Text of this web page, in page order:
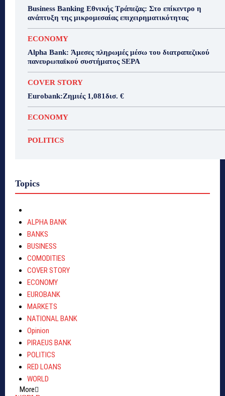
Business Banking Εθνικής Τράπεζας: Στο επίκεντρο η
ανάπτυξη της μικρομεσαίας επιχειρηματικότητας
ECONOMY
Alpha Bank: Άμεσες πληρωμές μέσω του διατραπεζικού
πανευρωπαϊκού συστήματος SEPA
COVER STORY
Eurobank:Ζημιές 1,081δισ. €
ECONOMY
POLITICS
Topics
ALPHA BANK
BANKS
BUSINESS
COMODITIES
COVER STORY
ECONOMY
EUROBANK
MARKETS
NATIONAL BANK
Opinion
PIRAEUS BANK
POLITICS
RED LOANS
WORLD
More